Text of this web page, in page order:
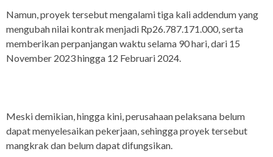
Namun, proyek tersebut mengalami tiga kali addendum yang
mengubah nilai kontrak menjadi Rp26.787.171.000, serta
memberikan perpanjangan waktu selama 90 hari, dari 15
November 2023 hingga 12 Februari 2024.
Meski demikian, hingga kini, perusahaan pelaksana belum
dapat menyelesaikan pekerjaan, sehingga proyek tersebut
mangkrak dan belum dapat difungsikan.